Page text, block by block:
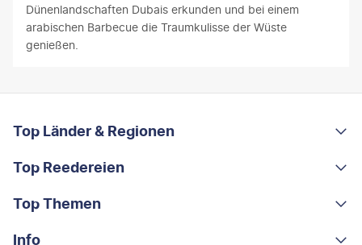
Dünenlandschaften Dubais erkunden und bei einem
arabischen Barbecue die Traumkulisse der Wüste
genießen.
Footer navigation
Top Länder & Regionen
Portugal
Albanien
Griechenland
Top Reedereien
AIDA
MSC Cruises
Top Themen
Info